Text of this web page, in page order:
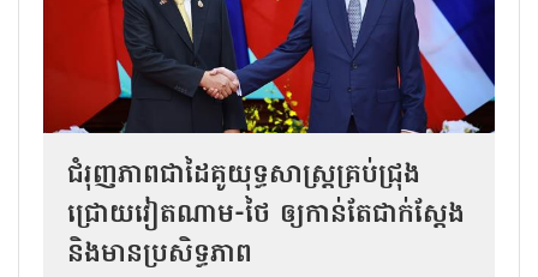
ជំរុញភាពជាដៃគូយុទ្ធសាស្ត្រគ្រប់ជ្រុង
ជ្រោយវៀតណាម-ថៃ ឲ្យកាន់តែជាក់ស្ដែង
និងមានប្រសិទ្ធភាព